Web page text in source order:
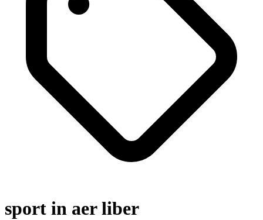
sport in aer liber